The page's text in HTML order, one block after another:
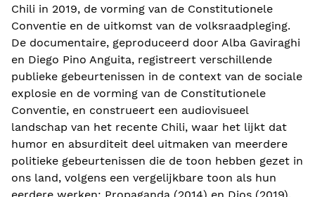
Chili in 2019, de vorming van de Constitutionele
Conventie en de uitkomst van de volksraadpleging.
De documentaire, geproduceerd door Alba Gaviraghi
en Diego Pino Anguita, registreert verschillende
publieke gebeurtenissen in de context van de sociale
explosie en de vorming van de Constitutionele
Conventie, en construeert een audiovisueel
landschap van het recente Chili, waar het lijkt dat
humor en absurditeit deel uitmaken van meerdere
politieke gebeurtenissen die de toon hebben gezet in
ons land, volgens een vergelijkbare toon als hun